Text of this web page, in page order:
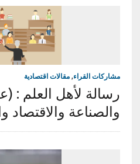
مشاركات القراء, مقالات اقتصادية
رسالة لأهل العلم :
والصناعة والاقتصاد